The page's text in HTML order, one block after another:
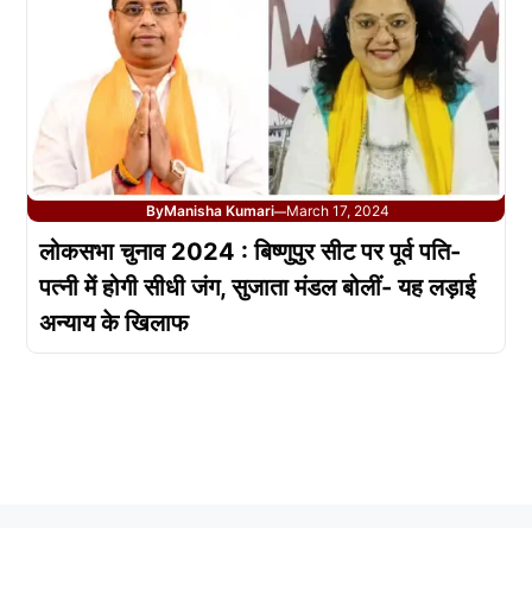
ByManisha Kumari—March 17, 2024
लोकसभा चुनाव 2024 : बिष्णुपुर सीट पर पूर्व पति-
पत्नी में होगी सीधी जंग, सुजाता मंडल बोलीं- यह लड़ाई
अन्याय के खिलाफ